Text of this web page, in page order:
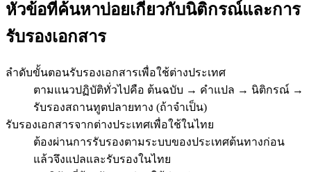
หัวข้อที่ค้นหาบ่อยเกี่ยวกับนิติกรณ์และการ
รับรองเอกสาร
ลำดับขั้นตอนรับรองเอกสารเพื่อใช้ต่างประเทศ
ตามแนวปฏิบัติทั่วไปคือ ต้นฉบับ → คำแปล → นิติกรณ์ →
รับรองสถานทูตปลายทาง (ถ้าจำเป็น)
รับรองเอกสารจากต่างประเทศเพื่อใช้ในไทย
ต้องผ่านการรับรองตามระบบของประเทศต้นทางก่อน
แล้วจึงแปลและรับรองในไทย